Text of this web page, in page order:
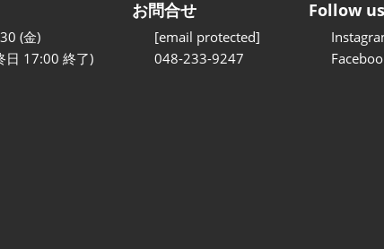
(金)
日 17:00 終了)
お問合せ
[email protected]
048-233-9247
Follow us